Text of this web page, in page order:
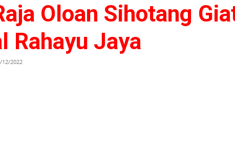
News
Oloan Sihotang
Rahayu Jaya
12/2022